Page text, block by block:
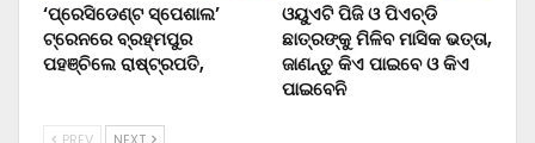
‘ପ୍ରେସିଡେଣ୍ଟ ସ୍ପେଶାଲ’
ଟ୍ରେନରେ ବ୍ରହ୍ମପୁର
ପହଞ୍ଚିଲେ ରାଷ୍ଟ୍ରପତି,
ଓୟୁଏଟି ପିଜି ଓ ପିଏଚ୍‌ଡି
ଛାତ୍ରଙ୍କୁ ମିଳିବ ମାସିକ ଭତ୍ତା,
ଜାଣନ୍ତୁ କିଏ ପାଇବେ ଓ କିଏ
ପାଇବେନି